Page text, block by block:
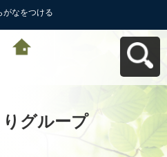
がなをつける
グループ